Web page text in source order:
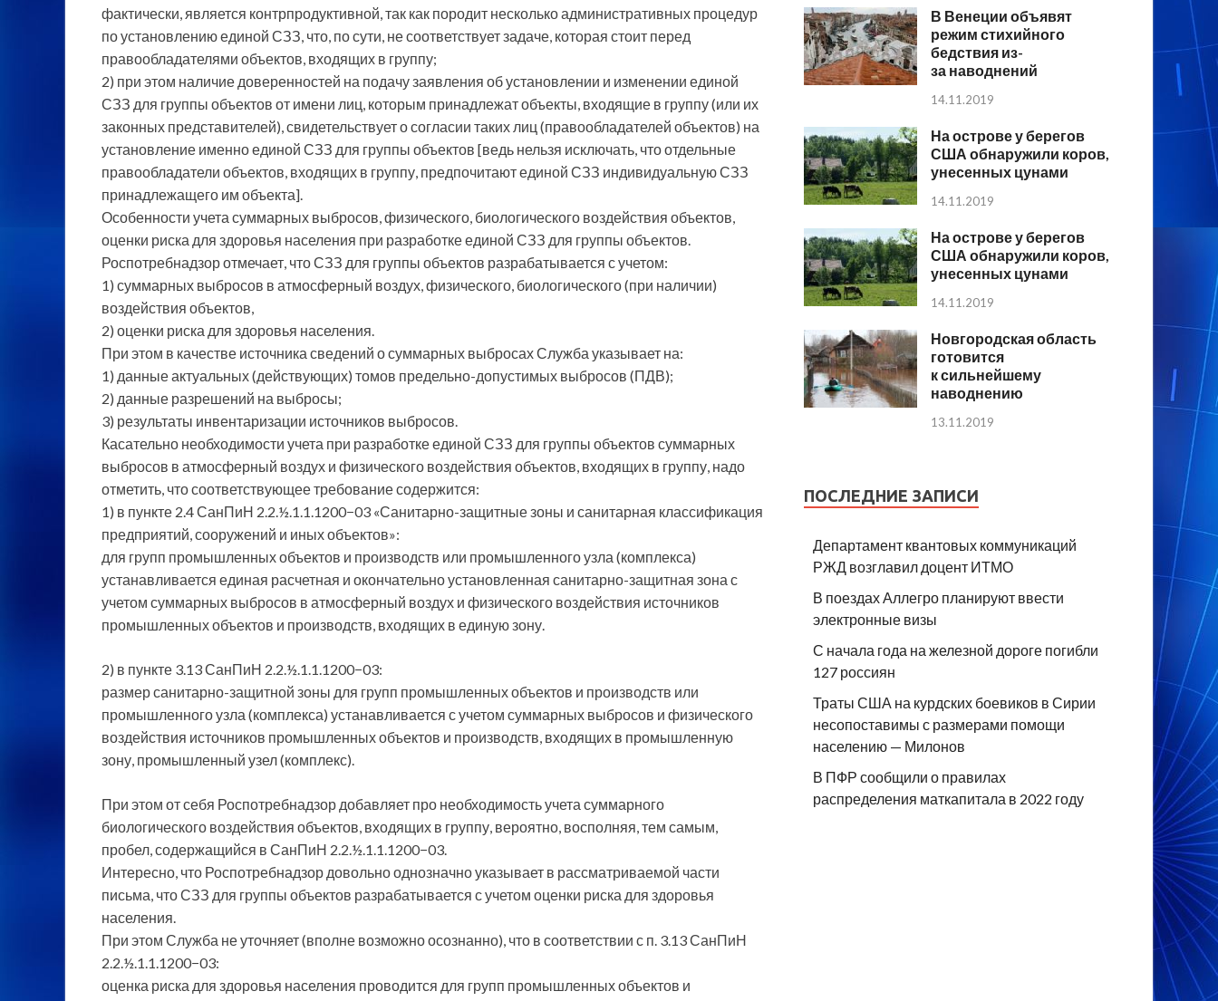
фактически, является контрпродуктивной, так как породит несколько административных процедур
по установлению единой СЗЗ, что, по сути, не соответствует задаче, которая стоит перед
правообладателями объектов, входящих в группу;
2) при этом наличие доверенностей на подачу заявления об установлении и изменении единой
СЗЗ для группы объектов от имени лиц, которым принадлежат объекты, входящие в группу (или их
законных представителей), свидетельствует о согласии таких лиц (правообладателей объектов) на
установление именно единой СЗЗ для группы объектов [ведь нельзя исключать, что отдельные
правообладатели объектов, входящих в группу, предпочитают единой СЗЗ индивидуальную СЗЗ
принадлежащего им объекта].
Особенности учета суммарных выбросов, физического, биологического воздействия объектов,
оценки риска для здоровья населения при разработке единой СЗЗ для группы объектов.
Роспотребнадзор отмечает, что СЗЗ для группы объектов разрабатывается с учетом:
1) суммарных выбросов в атмосферный воздух, физического, биологического (при наличии)
воздействия объектов,
2) оценки риска для здоровья населения.
При этом в качестве источника сведений о суммарных выбросах Служба указывает на:
1) данные актуальных (действующих) томов предельно-допустимых выбросов (ПДВ);
2) данные разрешений на выбросы;
3) результаты инвентаризации источников выбросов.
Касательно необходимости учета при разработке единой СЗЗ для группы объектов суммарных
выбросов в атмосферный воздух и физического воздействия объектов, входящих в группу, надо
отметить, что соответствующее требование содержится:
1) в пункте 2.4 СанПиН 2.2.½.1.1.1200−03 «Санитарно-защитные зоны и санитарная классификация
предприятий, сооружений и иных объектов»:
для групп промышленных объектов и производств или промышленного узла (комплекса)
устанавливается единая расчетная и окончательно установленная санитарно-защитная зона с
учетом суммарных выбросов в атмосферный воздух и физического воздействия источников
промышленных объектов и производств, входящих в единую зону.
2) в пункте 3.13 СанПиН 2.2.½.1.1.1200−03:
размер санитарно-защитной зоны для групп промышленных объектов и производств или
промышленного узла (комплекса) устанавливается с учетом суммарных выбросов и физического
воздействия источников промышленных объектов и производств, входящих в промышленную
зону, промышленный узел (комплекс).
При этом от себя Роспотребнадзор добавляет про необходимость учета суммарного
биологического воздействия объектов, входящих в группу, вероятно, восполняя, тем самым,
пробел, содержащийся в СанПиН 2.2.½.1.1.1200−03.
Интересно, что Роспотребнадзор довольно однозначно указывает в рассматриваемой части
письма, что СЗЗ для группы объектов разрабатывается с учетом оценки риска для здоровья
населения.
При этом Служба не уточняет (вполне возможно осознанно), что в соответствии с п. 3.13 СанПиН
2.2.½.1.1.1200−03:
оценка риска для здоровья населения проводится для групп промышленных объектов и
В Венеции объявят
режим стихийного
бедствия из-
за наводнений
14.11.2019
На острове у берегов
США обнаружили коров,
унесенных цунами
14.11.2019
На острове у берегов
США обнаружили коров,
унесенных цунами
14.11.2019
Новгородская область
готовится
к сильнейшему
наводнению
13.11.2019
ПОСЛЕДНИЕ ЗАПИСИ
Департамент квантовых коммуникаций
РЖД возглавил доцент ИТМО
В поездах Аллегро планируют ввести
электронные визы
С начала года на железной дороге погибли
127 россиян
Траты США на курдских боевиков в Сирии
несопоставимы с размерами помощи
населению — Милонов
В ПФР сообщили о правилах
распределения маткапитала в 2022 году